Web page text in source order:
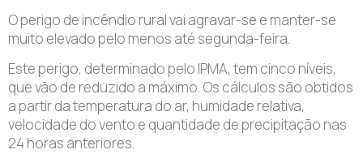
O perigo de incêndio rural vai agravar-se e manter-se
muito elevado pelo menos até segunda-feira.
Este perigo, determinado pelo IPMA, tem cinco níveis,
que vão de reduzido a máximo. Os cálculos são obtidos
a partir da temperatura do ar, humidade relativa,
velocidade do vento e quantidade de precipitação nas
24 horas anteriores.